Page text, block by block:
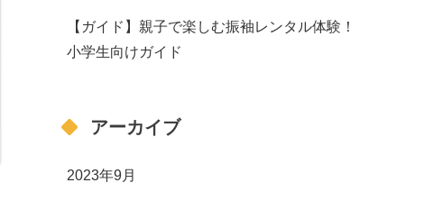
【ガイド】親子で楽しむ振袖レンタル体験！
小学生向けガイド
アーカイブ
2023年9月